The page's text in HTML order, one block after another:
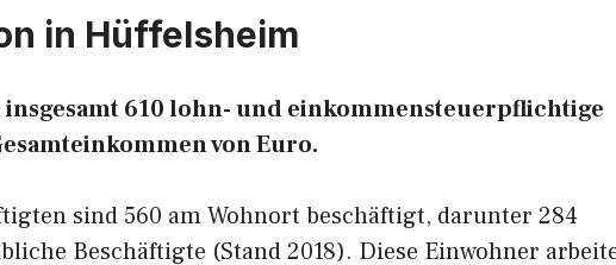
in Hüffelsheim
610 lohn- und einkommensteuerpflichtige
von Euro.
sind 560 am Wohnort beschäftigt, darunter 284
Beschäftigte (Stand 2018). Diese Einwohner